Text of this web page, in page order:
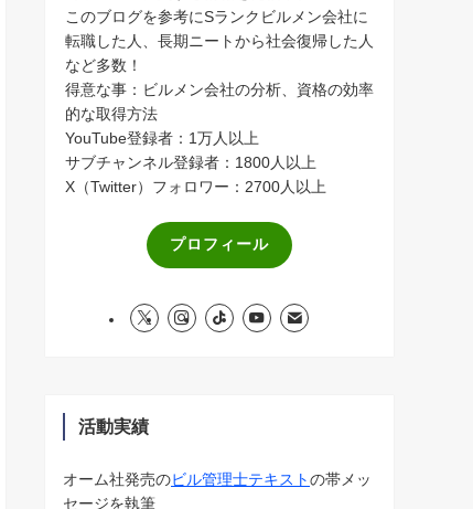
このブログを参考にSランクビルメン会社に
転職した人、長期ニートから社会復帰した人
など多数！
得意な事：ビルメン会社の分析、資格の効率
的な取得方法
YouTube登録者：1万人以上
サブチャンネル登録者：1800人以上
X（Twitter）フォロワー：2700人以上
プロフィール
活動実績
オーム社発売のビル管理士テキストの帯メッ
セージを執筆